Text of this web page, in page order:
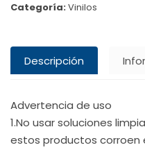
Categoría:Vinilos
Descripción
Advertencia de uso
1.No usar soluciones
estos productos corroen